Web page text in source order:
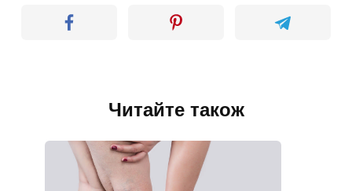
Читайте також